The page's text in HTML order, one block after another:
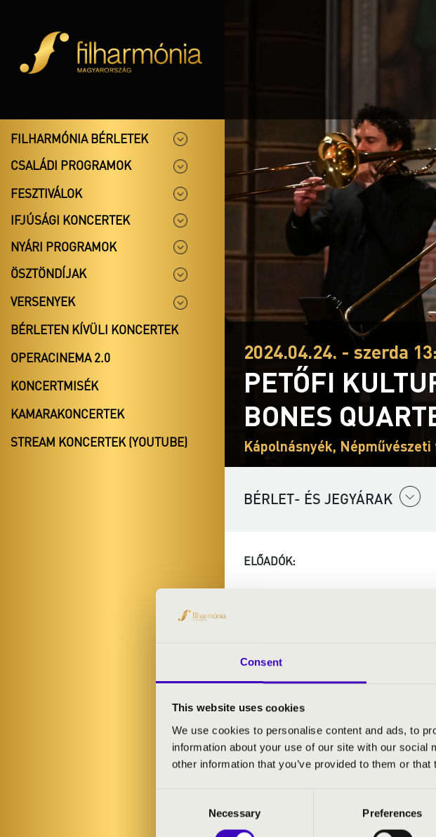
Consent
This website uses cookies
We use cookies to personalise content and ads, to
information about your use of our site with our
other information that you’ve provided to them or
Necessary Preferences
FILHARMÓNIA BÉRLETEK
CSALÁDI PROGRAMOK
FESZTIVÁLOK
IFJÚSÁGI KONCERTEK
NYÁRI PROGRAMOK
ÖSZTÖNDÍJAK
VERSENYEK
BÉRLETEN KÍVÜLI KONCERTEK
OPERACINEMA 2.0
KONCERTMISÉK
KAMARAKONCERTEK
STREAM KONCERTEK (YOUTUBE)
2024.04.24. - szerda
PETŐFI
BONES
Kápolnásnyék,
BÉRLET- ÉS JEGYÁRAK
ELŐADÓK:
Karoly Gyetvay: Edith
Pacito De Rivera: Trombumba
Brazil
Ederlezi
Tavaszi szél vizet áraszt